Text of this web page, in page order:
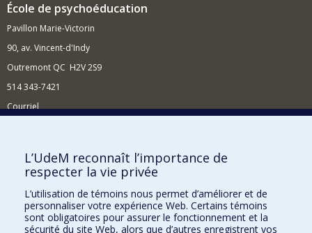
École de psychoéducation
Pavillon Marie-Victorin
90, av. Vincent-d'Indy
Outremont QC H2V 2S9
514 343-7421
Courriel
Comment soutenir l'École?
BESOIN D'AIDE?
Plan du site
Signaler une erreur
L’UdeM reconnaît l’importance de
respecter la vie privée
L’utilisation de témoins nous permet d’améliorer et de
personnaliser votre expérience Web. Certains témoins
sont obligatoires pour assurer le fonctionnement et la
sécurité du site Web, alors que d’autres enregistrent vos